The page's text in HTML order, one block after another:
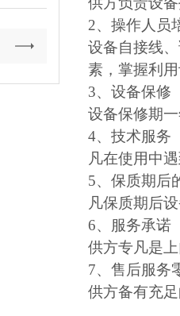
2、操作人员
设备自接线
素，掌握利
3、设备保修
设备保修期
4、技术服务
凡在使用中
5、保质期后
凡保质期后
6、服务承诺
供方专凡是
7、售后服务
供方备有充